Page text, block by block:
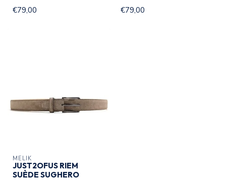
€79,00 €79,00
MELIK
JUST2OFUS RIEM
SUÈDE SUGHERO